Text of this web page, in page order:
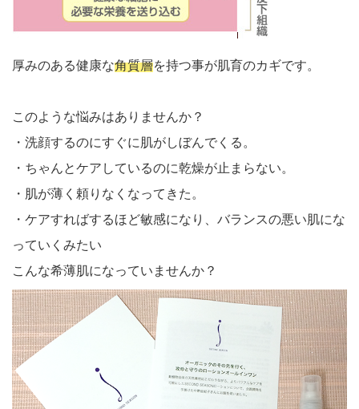
厚みのある健康な角質層を持つ事が肌育のカギです。
このような悩みはありませんか？
・洗顔するのにすぐに肌がしぼんでくる。
・ちゃんとケアしているのに乾燥が止まらない。
・肌が薄く頼りなくなってきた。
・ケアすればするほど敏感になり、バランスの悪い肌にな
っていくみたい
こんな希薄肌になっていませんか？